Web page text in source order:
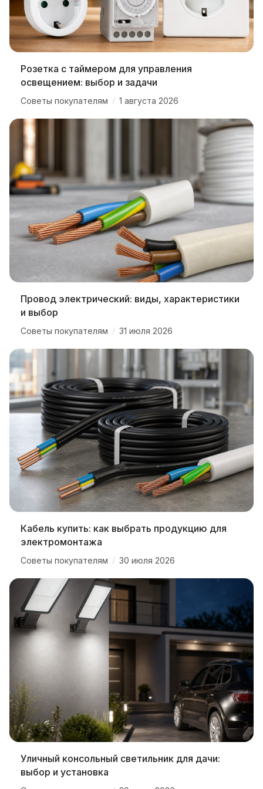
Розетка с таймером для управления
освещением: выбор и задачи
Советы покупателям / 1 августа 2026
Провод электрический: виды, характеристики
и выбор
Советы покупателям / 31 июля 2026
Кабель купить: как выбрать продукцию для
электромонтажа
Советы покупателям / 30 июля 2026
Уличный консольный светильник для дачи:
выбор и установка